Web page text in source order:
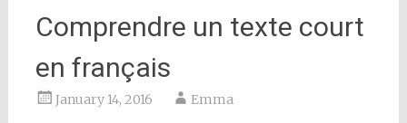
Comprendre un texte court
en français
January 14, 2016 Emma